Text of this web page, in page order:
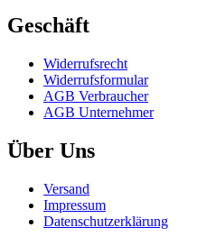
Geschäft
Widerrufs­recht
Widerrufs­formular
AGB Verbraucher
AGB Unternehmer
Über Uns
Versand
Impressum
Daten­schutz­erklärung